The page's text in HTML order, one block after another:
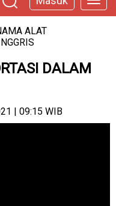
ALAT
DALAM
| 09:15 WIB